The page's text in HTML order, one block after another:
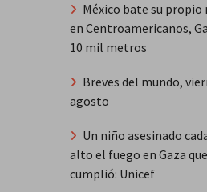
México bate su propio
en Centroamericanos,
10 mil metros
Breves del mundo,
agosto
Un niño asesinado
alto el fuego en Gaza
cumplió: Unicef